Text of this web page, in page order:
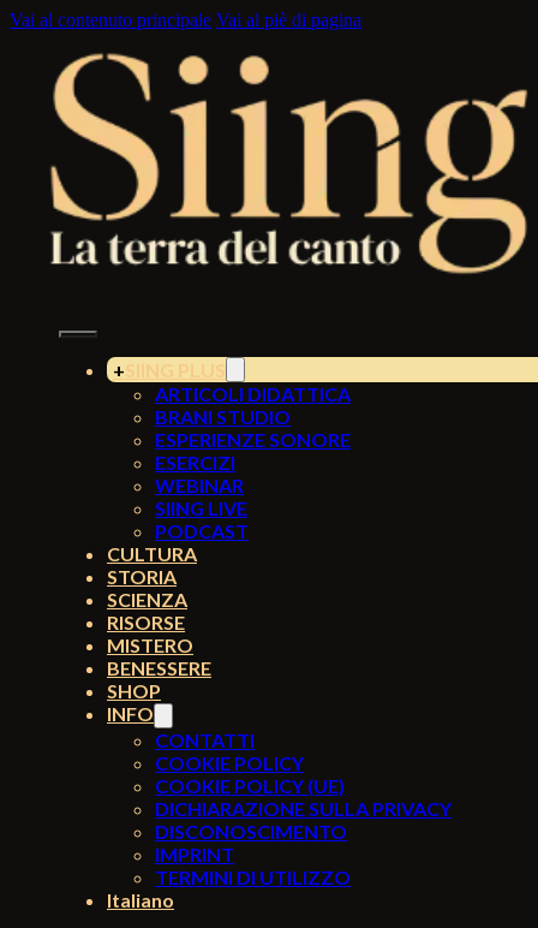
Vai al contenuto principale Vai al piè di pagina
SIING PLUS
ARTICOLI DIDATTICA
BRANI STUDIO
ESPERIENZE SONORE
ESERCIZI
WEBINAR
SIING LIVE
PODCAST
CULTURA
STORIA
SCIENZA
RISORSE
MISTERO
BENESSERE
SHOP
INFO
CONTATTI
COOKIE POLICY
COOKIE POLICY (UE)
DICHIARAZIONE SULLA PRIVACY
DISCONOSCIMENTO
IMPRINT
TERMINI DI UTILIZZO
Italiano